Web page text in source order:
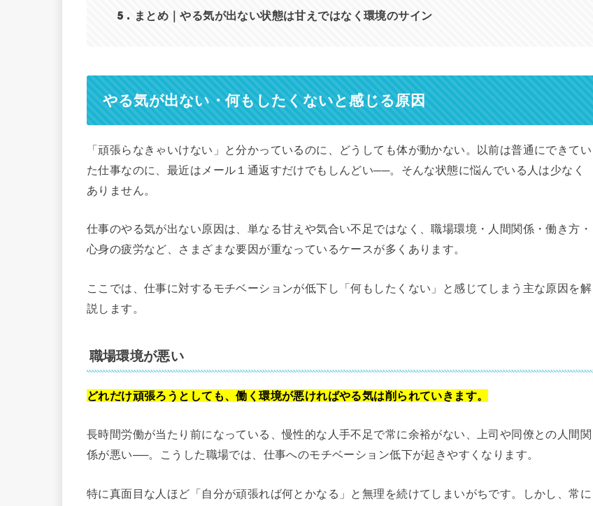
5 まとめ｜やる気が出ない状態は甘えではなく環境のサイン
やる気が出ない・何もしたくないと感じる原因
「頑張らなきゃいけない」と分かっているのに、どうしても体が動かない。以前は普通にできてい
た仕事なのに、最近はメール１通返すだけでもしんどい──。そんな状態に悩んでいる人は少なく
ありません。
仕事のやる気が出ない原因は、単なる甘えや気合い不足ではなく、職場環境・人間関係・働き方・
心身の疲労など、さまざまな要因が重なっているケースが多くあります。
ここでは、仕事に対するモチベーションが低下し「何もしたくない」と感じてしまう主な原因を解
説します。
職場環境が悪い
どれだけ頑張ろうとしても、働く環境が悪ければやる気は削られていきます。
長時間労働が当たり前になっている、慢性的な人手不足で常に余裕がない、上司や同僚との人間関
係が悪い──。こうした職場では、仕事へのモチベーション低下が起きやすくなります。
特に真面目な人ほど「自分が頑張れば何とかなる」と無理を続けてしまいがちです。しかし、常に